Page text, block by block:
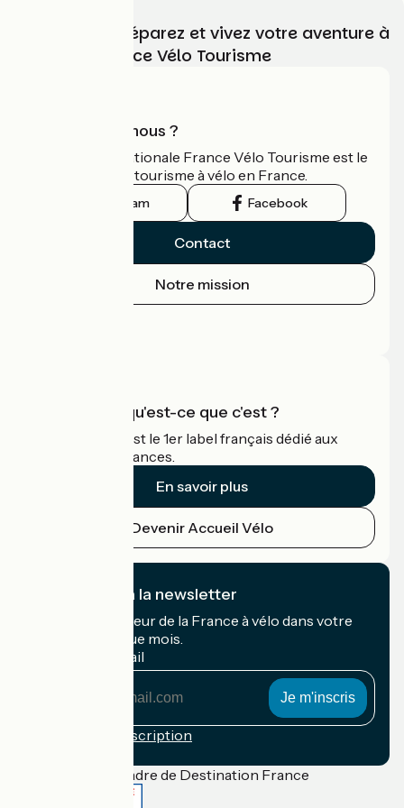
Choisissez, préparez et vivez votre aventure à
vélo avec France Vélo Tourisme
Qui sommes-nous ?
L'association nationale France Vélo Tourisme est le
guide officiel du tourisme à vélo en France.
Instagram Facebook
Contact
Notre mission
Accueil Vélo qu'est-ce que c'est ?
Accueil Vélo c'est le 1er label français dédié aux
cyclistes en vacances.
En savoir plus
Devenir Accueil Vélo
Je m'abonne à la newsletter
Recevez le meilleur de la France à vélo dans votre
boîte mail chaque mois.
Mon adresse mail
Conditions d'inscription
Financé dans le cadre de Destination France